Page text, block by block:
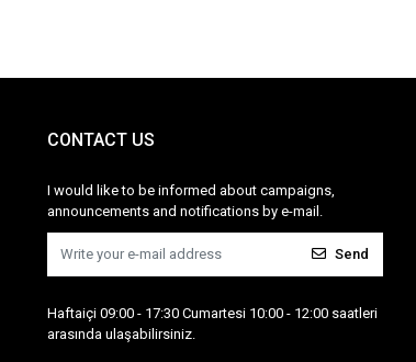
CONTACT US
I would like to be informed about campaigns,
announcements and notifications by e-mail.
Send
Haftaiçi 09:00 - 17:30 Cumartesi 10:00 - 12:00 saatleri
arasında ulaşabilirsiniz.